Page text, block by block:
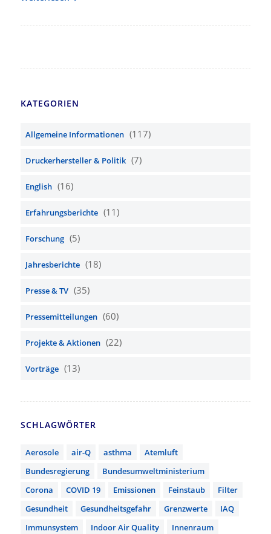
KATEGORIEN
Allgemeine Informationen (117)
Druckerhersteller & Politik (7)
English (16)
Erfahrungsberichte (11)
Forschung (5)
Jahresberichte (18)
Presse & TV (35)
Pressemitteilungen (60)
Projekte & Aktionen (22)
Vorträge (13)
SCHLAGWÖRTER
Aerosole air-Q asthma
Atemluft
Bundesregierung
Bundesumweltministerium
Corona
COVID 19 Emissionen Feinstaub
Filter
Gesundheit
Gesundheitsgefahr Grenzwerte
IAQ
Immunsystem
Indoor Air Quality
Innenraum